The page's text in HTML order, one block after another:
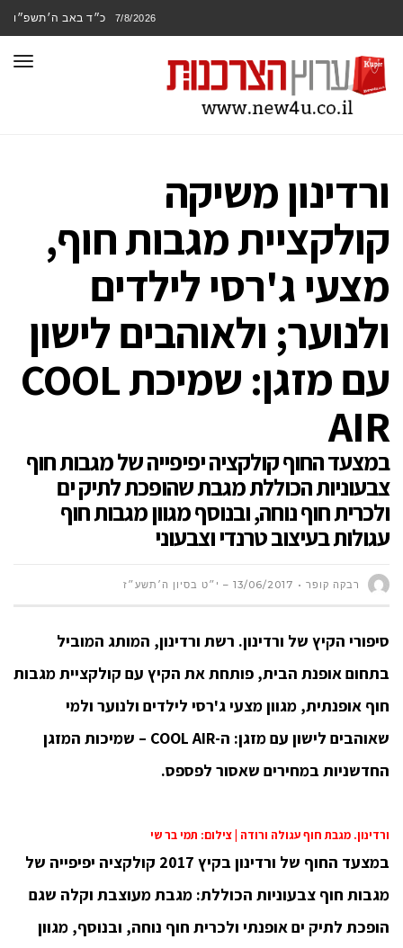
7/8/2026 כ״ד באב ה׳תשפ״ו
ורדינון משיקה
קולקציית מגבות חוף,
מצעי ג'רסי לילדים
ולנוער; ולאוהבים לישון
עם מזגן: שמיכת COOL
AIR
במצעד החוף קולקציה יפיפייה של מגבות חוף
צבעוניות הכוללת מגבת שהופכת לתיק ים
ולכרית חוף נוחה, ובנוסף מגוון מגבות חוף
עגולות בעיצוב טרנדי וצבעוני
רבקה קופר 13/06/2017 – י״ט בסיון ה׳תשע״ז
סיפורי הקיץ של ורדינון. רשת ורדינון, המותג המוביל
בתחום אופנת הבית, פותחת את הקיץ עם קולקציית מגבות
חוף אופנתית, מגוון מצעי ג'רסי לילדים ולנוער ולמי
שאוהבים לישון עם מזגן: ה-COOL AIR – שמיכות המזגן
החדשניות במחירים שאסור לפספס.
ורדינון. מגבת חוף עגולה ורודה | צילום: תמי בר שי
במצעד החוף של ורדינון בקיץ 2017 קולקציה יפיפייה של
מגבות חוף צבעוניות הכוללת: מגבת מעוצבת וקלה שגם
הופכת לתיק ים אופנתי ולכרית חוף נוחה, ובנוסף, מגוון